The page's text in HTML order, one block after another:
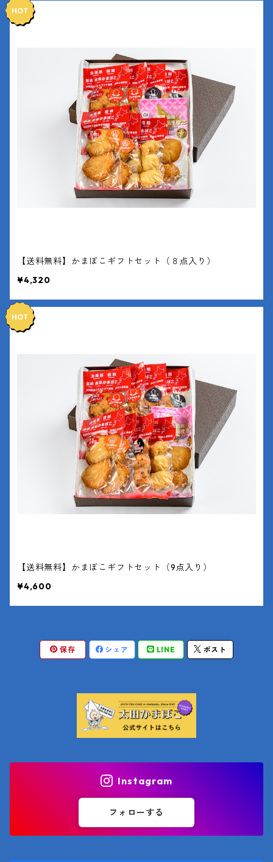
【送料無料】かまぼこギフトセット（８点入り）
¥4,320
【送料無料】かまぼこギフトセット（9点入り）
¥4,600
保存 シェア LINE ポスト
Instagram
フォローする